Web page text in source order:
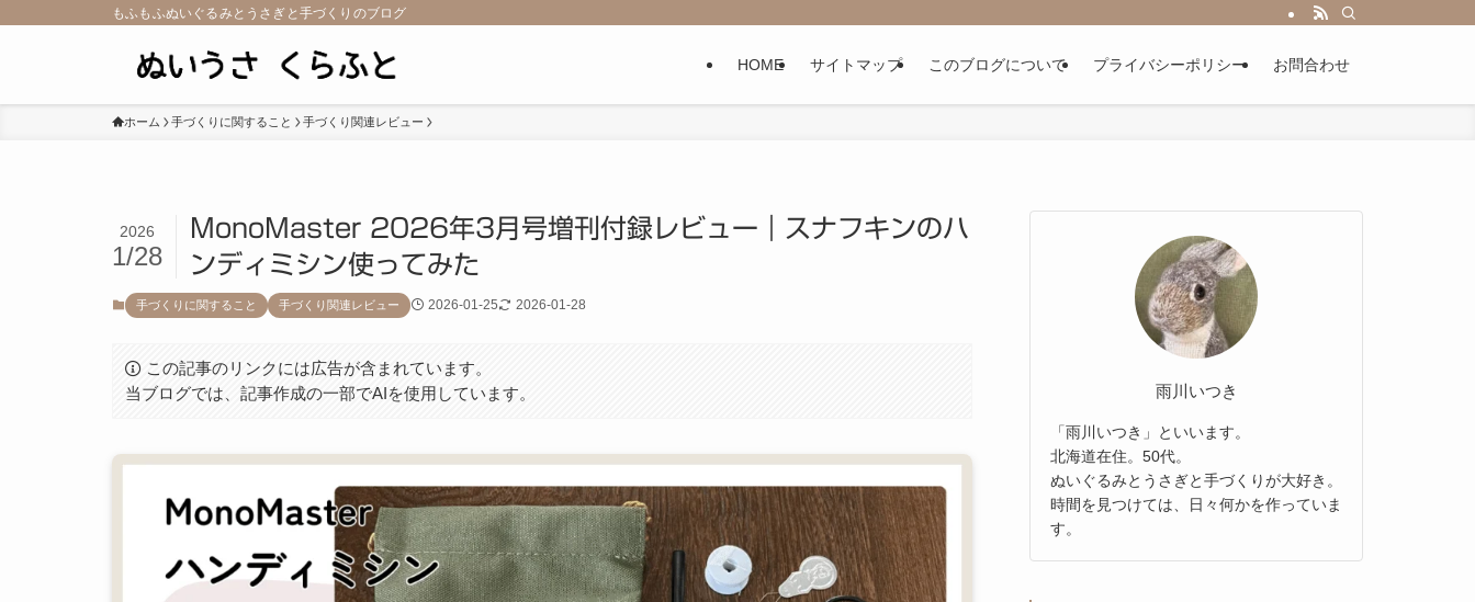
もふもふぬいぐるみとうさぎと手づくりのブログ
HOME サイトマップ このブログについて プライバシーポリシー お問合わせ
ホーム 手づくりに関すること 手づくり関連レビュー
MonoMaster 2026年3月号増刊付録レビュー｜スナフキンのハ
ンディミシン使ってみた
2026
1/28
手づくりに関すること 手づくり関連レビュー 2026-01-25 2026-01-28
この記事のリンクには広告が含まれています。
当ブログでは、記事作成の一部でAIを使用しています。
雨川いつき
「雨川いつき」といいます。
北海道在住。50代。
ぬいぐるみとうさぎと手づくりが大好き。
時間を見つけては、日々何かを作っていま
す。